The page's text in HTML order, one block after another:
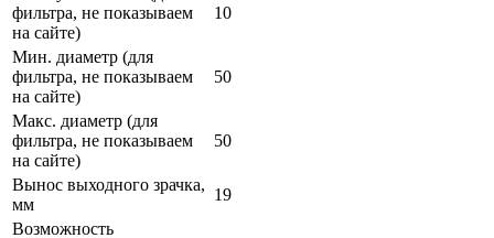
фильтра, не показываем
на сайте)
10
Мин. диаметр (для
фильтра, не показываем
на сайте)
50
Макс. диаметр (для
фильтра, не показываем
на сайте)
50
Вынос выходного зрачка,
мм
19
Возможность